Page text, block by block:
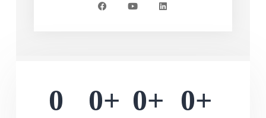
0 0+ 0+ 0+